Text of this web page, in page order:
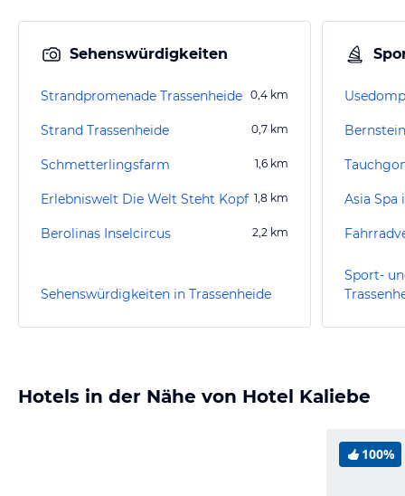
Sehenswürdigkeiten
Strandpromenade Trassenheide 0,4 km
Strand Trassenheide 0,7 km
Schmetterlingsfarm 1,6 km
Erlebniswelt Die Welt Steht Kopf 1,8 km
Berolinas Inselcircus 2,2 km
Sehenswürdigkeiten in Trassenheide
Asia Spa
Sport-
Hotels in der Nähe von Hotel Kaliebe
100%